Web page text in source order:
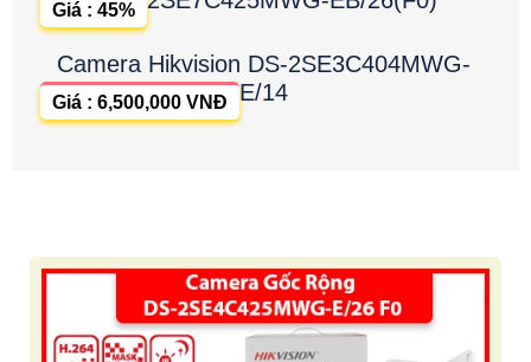
Giá : 45%
Camera Hikvision DS-2SE3C404MWG-
E/14
Giá : 6,500,000 VNĐ